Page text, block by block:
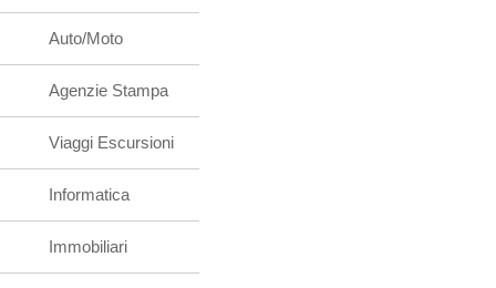
Auto/Moto
Agenzie Stampa
Viaggi Escursioni
Informatica
Immobiliari